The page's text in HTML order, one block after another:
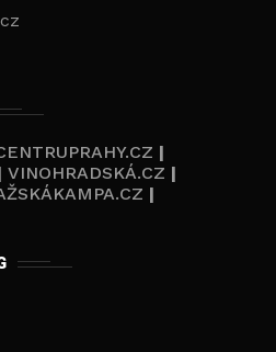
|
VINOHRADSKÁ.CZ |
|